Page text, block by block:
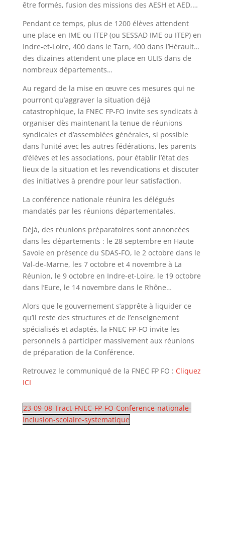
être formés, fusion des missions des AESH et AED,…
Pendant ce temps, plus de 1200 élèves attendent
une place en IME ou ITEP (ou SESSAD IME ou ITEP) en
Indre-et-Loire, 400 dans le Tarn, 400 dans l’Hérault…
des dizaines attendent une place en ULIS dans de
nombreux départements…
Au regard de la mise en œuvre ces mesures qui ne
pourront qu’aggraver la situation déjà
catastrophique, la FNEC FP-FO invite ses syndicats à
organiser dès maintenant la tenue de réunions
syndicales et d’assemblées générales, si possible
dans l’unité avec les autres fédérations, les parents
d’élèves et les associations, pour établir l’état des
lieux de la situation et les revendications et discuter
des initiatives à prendre pour leur satisfaction.
La conférence nationale réunira les délégués
mandatés par les réunions départementales.
Déjà, des réunions préparatoires sont annoncées
dans les départements : le 28 septembre en Haute
Savoie en présence du SDAS-FO, le 2 octobre dans le
Val-de-Marne, les 7 octobre et 4 novembre à La
Réunion, le 9 octobre en Indre-et-Loire, le 19 octobre
dans l’Eure, le 14 novembre dans le Rhône…
Alors que le gouvernement s’apprête à liquider ce
qu’il reste des structures et de l’enseignement
spécialisés et adaptés, la FNEC FP-FO invite les
personnels à participer massivement aux réunions
de préparation de la Conférence.
Retrouvez le communiqué de la FNEC FP FO : Cliquez
ICI
23-09-08-Tract-FNEC-FP-FO-Conference-nationale-
Inclusion-scolaire-systematique